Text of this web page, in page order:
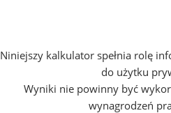
Niniejszy kalkulator spełnia rolę
do użytku
Wyniki nie powinny być
wynagrodzeń